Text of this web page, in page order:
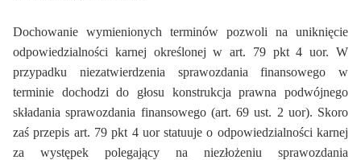
Dochowanie wymienionych terminów pozwoli na uniknięcie
odpowiedzialności karnej określonej w art. 79 pkt 4 uor. W
przypadku niezatwierdzenia sprawozdania finansowego w
terminie dochodzi do głosu konstrukcja prawna podwójnego
składania sprawozdania finansowego (art. 69 ust. 2 uor). Skoro
zaś przepis art. 79 pkt 4 uor statuuje o odpowiedzialności karnej
za występek polegający na niezłożeniu sprawozdania